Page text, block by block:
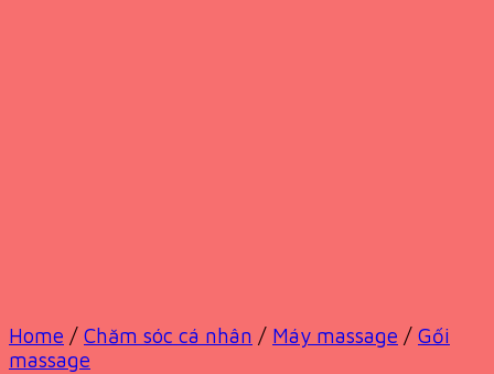
Home / Chăm sóc cá nhân / Máy massage / Gối
massage